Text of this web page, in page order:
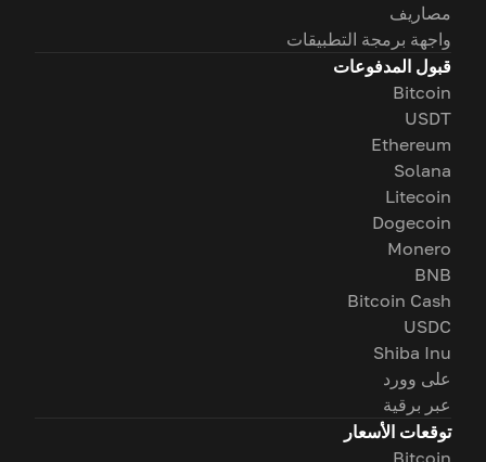
مصاريف
واجهة برمجة التطبيقات
قبول المدفوعات
Bitcoin
USDT
Ethereum
Solana
Litecoin
Dogecoin
Monero
BNB
Bitcoin Cash
USDC
Shiba Inu
على وورد
عبر برقية
توقعات الأسعار